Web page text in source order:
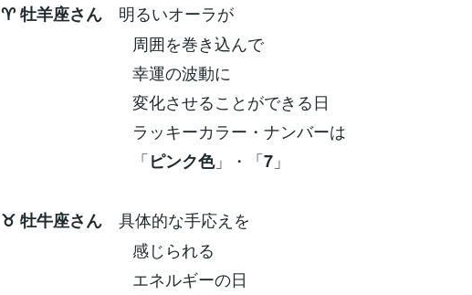
♈ 牡羊座さん 明るいオーラが
周囲を巻き込んで
幸運の波動に
変化させることができる日
ラッキーカラー・ナンバーは
「ピンク色」・「7 」
♉ 牡牛座さん 具体的な手応えを
感じられる
エネルギーの日